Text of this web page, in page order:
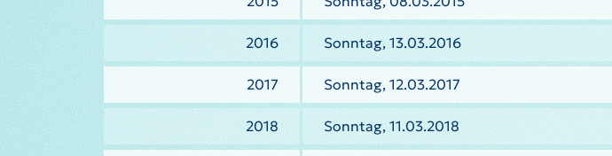
2016 Sonntag, 13.03.2016
2017 Sonntag, 12.03.2017
2018 Sonntag, 11.03.2018